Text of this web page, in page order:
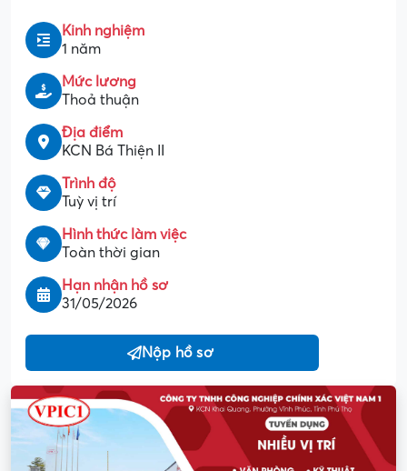
Kinh nghiệm
1 năm
Mức lương
Thoả thuận
Địa điểm
KCN Bá Thiện II
Trình độ
Tuỳ vị trí
Hình thức làm việc
Toàn thời gian
Hạn nhận hồ sơ
31/05/2026
Nộp hồ sơ